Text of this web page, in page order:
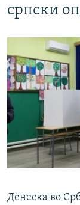
српски
Денеска во